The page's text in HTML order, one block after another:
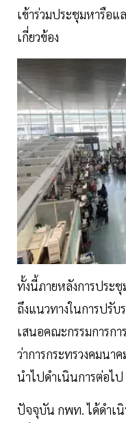
เข้าร่วมประชุมหารือแ
เกี่ยวข้อง
ทั้งนี้ภายหลังการประชุ
ถึงแนวทางในการปรับ
เสนอคณะกรรมการก
ว่าการกระทรวงคมน
นำไปดำเนินการต่อไป
ปัจจุบัน กพท. ได้ดำเนิ